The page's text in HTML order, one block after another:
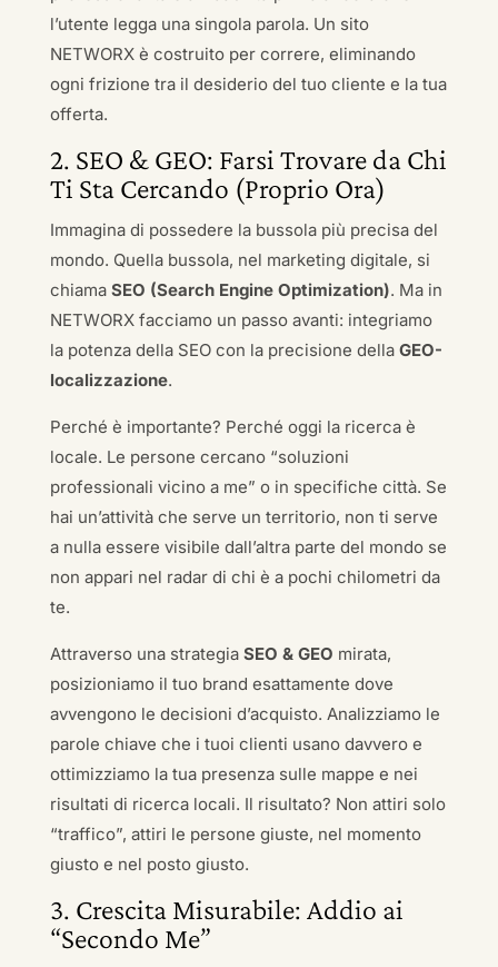
l’utente legga una singola parola. Un sito
NETWORX è costruito per correre, eliminando
ogni frizione tra il desiderio del tuo cliente e la tua
offerta.
2. SEO & GEO: Farsi Trovare da Chi
Ti Sta Cercando (Proprio Ora)
Immagina di possedere la bussola più precisa del
mondo. Quella bussola, nel marketing digitale, si
chiama SEO (Search Engine Optimization). Ma in
NETWORX facciamo un passo avanti: integriamo
la potenza della SEO con la precisione della GEO-
localizzazione.
Perché è importante? Perché oggi la ricerca è
locale. Le persone cercano “soluzioni
professionali vicino a me” o in specifiche città. Se
hai un’attività che serve un territorio, non ti serve
a nulla essere visibile dall’altra parte del mondo se
non appari nel radar di chi è a pochi chilometri da
te.
Attraverso una strategia SEO & GEO mirata,
posizioniamo il tuo brand esattamente dove
avvengono le decisioni d’acquisto. Analizziamo le
parole chiave che i tuoi clienti usano davvero e
ottimizziamo la tua presenza sulle mappe e nei
risultati di ricerca locali. Il risultato? Non attiri solo
“traffico”, attiri le persone giuste, nel momento
giusto e nel posto giusto.
3. Crescita Misurabile: Addio ai
“Secondo Me”